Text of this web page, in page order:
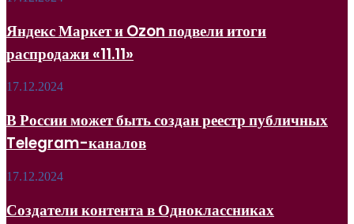
36%
и
Ozon
подвели
распродажи
Яндекс Маркет и Ozon подвели итоги
распродажи «11.11»
В
может
быть
создан
реестр
публичных
Telegram-
17.12.2024
В России может быть создан реестр публичных
Telegram-каналов
Создатели
в
Одноклассниках
17.12.2024
Создатели контента в Одноклассниках